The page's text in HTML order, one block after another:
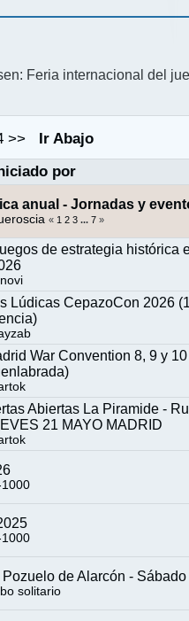
Feria internacional del
>>
Ir Abajo
por
anual - Jornadas y
« 1 2 3 ... 7 »
de estrategia histórica
Lúdicas CepazoCon 2026
War Convention 8, 9 y
Abiertas La Piramide -
21 MAYO MADRID
de Alarcón -
solitario